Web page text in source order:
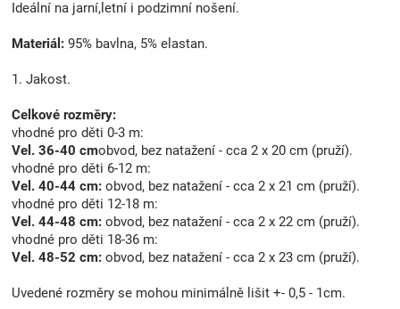
Ideální na jarní,letní i podzimní nošení.
Materiál: 95% bavlna, 5% elastan.
1. Jakost.
Celkové rozměry:
vhodné pro děti 0-3 m:
Vel. 36-40 cmobvod, bez natažení - cca 2 x 20 cm (pruží).
vhodné pro děti 6-12 m:
Vel. 40-44 cm: obvod, bez natažení - cca 2 x 21 cm (pruží).
vhodné pro děti 12-18 m:
Vel. 44-48 cm: obvod, bez natažení - cca 2 x 22 cm (pruží).
vhodné pro děti 18-36 m:
Vel. 48-52 cm: obvod, bez natažení - cca 2 x 23 cm (pruží).
Uvedené rozměry se mohou minimálně lišit +- 0,5 - 1cm.